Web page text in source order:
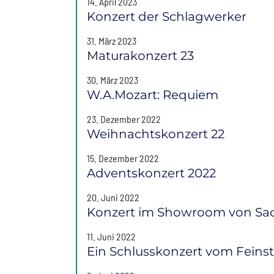
Konzert der Schlagwerker
31. März 2023
Maturakonzert 23
30. März 2023
W.A.Mozart: Requiem
23. Dezember 2022
Weihnachtskonzert 22
15. Dezember 2022
Adventskonzert 2022
20. Juni 2022
Konzert im Showroom von
11. Juni 2022
Ein Schlusskonzert vom